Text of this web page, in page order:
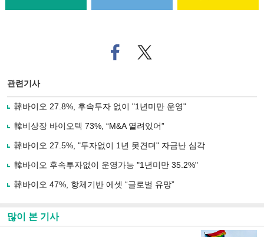
페
이
로
기
사
유
기
트위
터로
관련기사
韓바이오 27.8%, 후속투자 없이 "1년미만 운영"
韓비상장 바이오텍 73%, “M&A 열려있어”
韓바이오 27.5%, "투자없이 1년 못견뎌" 자금난 심각
韓바이오 후속투자없이 운영가능 "1년미만 35.2%"
韓바이오 47%, 항체기반 에셋 “글로벌 유망”
많이 본 기사